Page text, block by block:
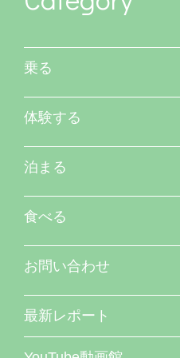
乗る
体験する
泊まる
食べる
お問い合わせ
最新レポート